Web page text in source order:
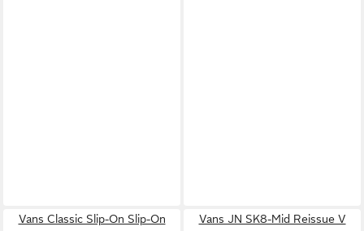
Vans Classic Slip-On Slip-On
Vans JN SK8-Mid Reissue V